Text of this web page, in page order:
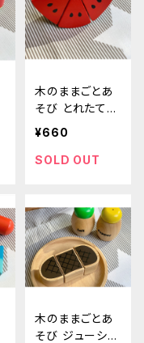
木のままごとあ
そび とれたてす
いか
¥660
SOLD OUT
木のままごとあ
そび ジューシー